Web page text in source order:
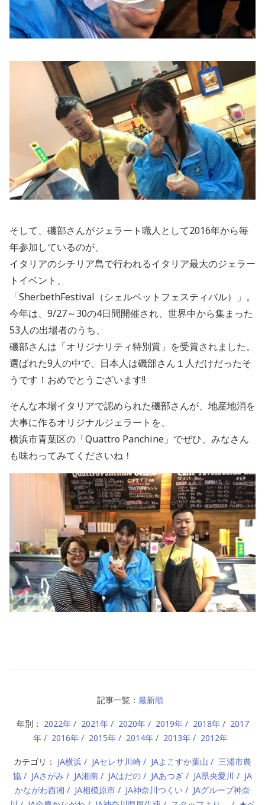
そして、磯部さんがジェラート職人として2016年から毎
年参加しているのが、
イタリアのシチリア島で行われるイタリア最大のジェラー
トイベント、
「SherbethFestival（シェルベットフェスティバル）」。
今年は、9/27～30の4日間開催され、世界中から集まった
53人の出場者のうち、
磯部さんは「オリジナリティ特別賞」を受賞されました。
選ばれた9人の中で、日本人は磯部さん１人だけだったそ
うです！おめでとうございます!!
そんな本場イタリアで認められた磯部さんが、地産地消を
大事に作るオリジナルジェラートを、
横浜市青葉区の「Quattro Panchine」でぜひ、みなさん
も味わってみてくださいね！
記事一覧： 最新順
年別： 2022年 2021年 2020年 2019年 2018年
2017
年
2016年 2015年 2014年 2013年 2012年
カテゴリ： JA横浜 JAセレサ川崎 JAよこすか葉山
三浦市農
協
JAさがみ JA湘南 JAはだの JAあつぎ JA県央愛川
JA
かながわ西湘
JA相模原市 JA神奈川つくい
JAグループ神奈